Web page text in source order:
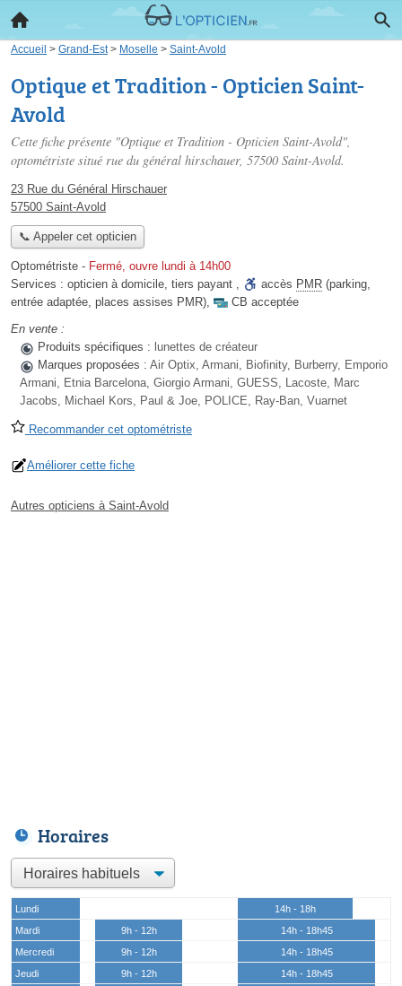
Accueil > Grand-Est> Moselle > Saint-Avold
Optique et Tradition - Opticien Saint-
Avold
Cette fiche présente "Optique et Tradition - Opticien Saint-Avold",
optométriste situé rue du général hirschauer, 57500 Saint-Avold.
23 Rue du Général Hirschauer
57500 Saint-Avold
📞 Appeler cet opticien
Optométriste - Fermé, ouvre lundi à 14h00
Services : opticien à domicile, tiers payant , accès PMR (parking,
entrée adaptée, places assises PMR),
CB acceptée
En vente :
Produits spécifiques : lunettes de créateur
Marques proposées : Air Optix, Armani, Biofinity, Burberry, Emporio
Armani, Etnia Barcelona, Giorgio Armani, GUESS, Lacoste, Marc
Jacobs, Michael Kors, Paul & Joe, POLICE, Ray-Ban, Vuarnet
Recommander cet optométriste
Améliorer cette fiche
Autres opticiens à Saint-Avold
Horaires
Lundi
14h - 18h
Mardi
9h - 12h
14h - 18h45
Mercredi
9h - 12h
14h - 18h45
Jeudi
9h - 12h
14h - 18h45